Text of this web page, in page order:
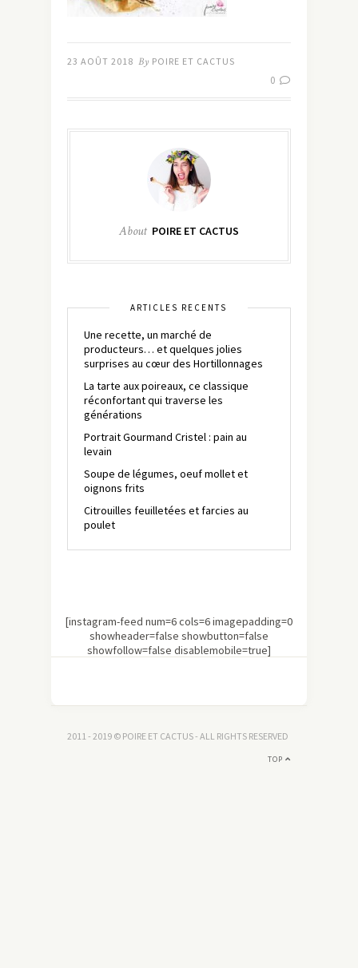
23 AOÛT 2018 By POIRE ET CACTUS
0
About POIRE ET CACTUS
ARTICLES RÉCENTS
Une recette, un marché de
producteurs… et quelques jolies
surprises au cœur des Hortillonnages
La tarte aux poireaux, ce classique
réconfortant qui traverse les
générations
Portrait Gourmand Cristel : pain au
levain
Soupe de légumes, oeuf mollet et
oignons frits
Citrouilles feuilletées et farcies au
poulet
[instagram-feed num=6 cols=6 imagepadding=0
showheader=false showbutton=false
showfollow=false disablemobile=true]
2011 - 2019 © POIRE ET CACTUS - ALL RIGHTS RESERVED
TOP